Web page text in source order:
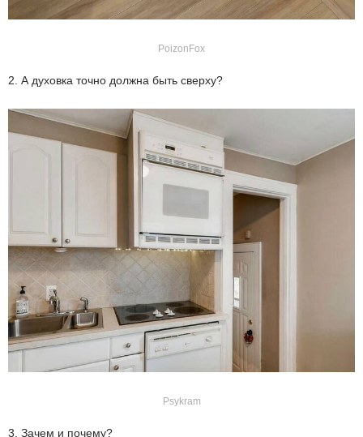
PoizonFox
2. А духовка точно должна быть сверху?
Psykram
3. Зачем и почему?